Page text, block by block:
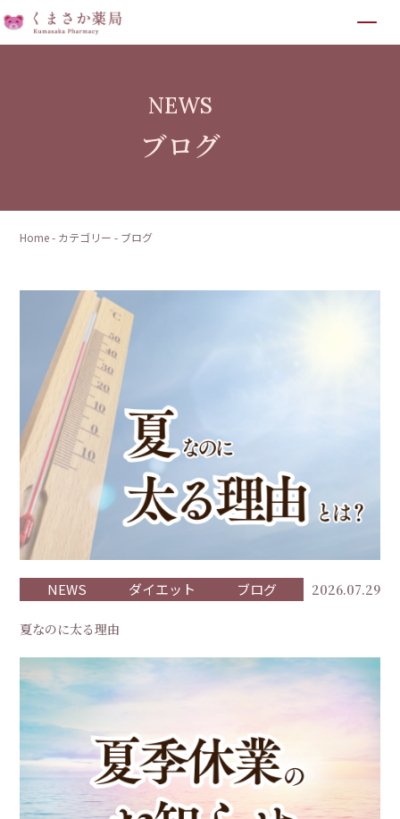
NEWS
ブログ
Home- カテゴリー - ブログ
NEWS ダイエット ブログ 2026.07.29
夏なのに太る理由